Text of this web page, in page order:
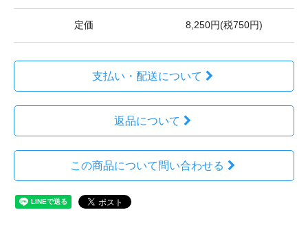
定価 8,250円(税750円)
支払い・配送について
返品について
この商品について問い合わせる